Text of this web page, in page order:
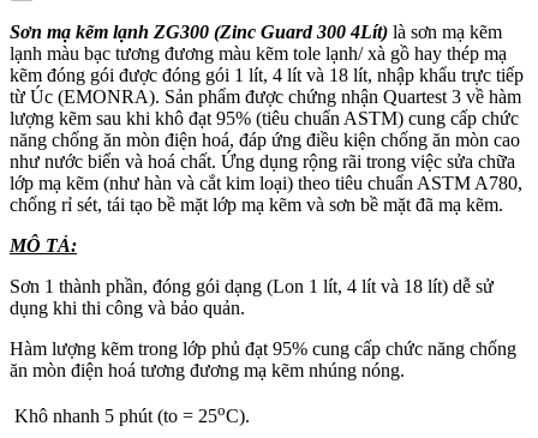
Sơn mạ kẽm lạnh ZG300 (Zinc Guard 300 4Lít) là sơn mạ kẽm
lạnh màu bạc tương đương màu kẽm tole lạnh/ xà gồ hay thép mạ
kẽm đóng gói được đóng gói 1 lít, 4 lít và 18 lít, nhập khẩu trực tiếp
từ Úc (EMONRA). Sản phẩm được chứng nhận Quartest 3 về hàm
lượng kẽm sau khi khô đạt 95% (tiêu chuẩn ASTM) cung cấp chức
năng chống ăn mòn điện hoá, đáp ứng điều kiện chống ăn mòn cao
như nước biển và hoá chất. Ứng dụng rộng rãi trong việc sửa chữa
lớp mạ kẽm (như hàn và cắt kim loại) theo tiêu chuẩn ASTM A780,
chống rỉ sét, tái tạo bề mặt lớp mạ kẽm và sơn bề mặt đã mạ kẽm.
MÔ TẢ:
Sơn 1 thành phần, đóng gói dạng (Lon 1 lít, 4 lít và 18 lít) dễ sử
dụng khi thi công và bảo quản.
Hàm lượng kẽm trong lớp phủ đạt 95% cung cấp chức năng chống
ăn mòn điện hoá tương đương mạ kẽm nhúng nóng.
Khô nhanh 5 phút (to = 25oC).